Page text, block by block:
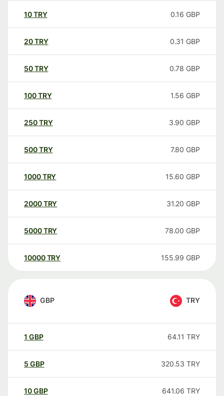
10TRY 0.16 GBP
20TRY 0.31 GBP
50TRY 0.78 GBP
100TRY 1.56 GBP
250TRY 3.90 GBP
500TRY 7.80 GBP
1000TRY 15.60 GBP
2000TRY 31.20 GBP
5000TRY 78.00 GBP
10000 TRY 155.99 GBP
GBP TRY
1 GBP 64.11 TRY
5 GBP 320.53 TRY
10GBP 641.06 TRY